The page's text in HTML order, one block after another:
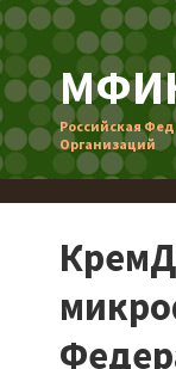
Российская
Организаций